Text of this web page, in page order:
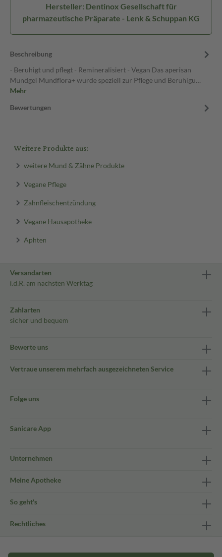
Hersteller: Dentinox Gesellschaft für
pharmazeutische Präparate - Lenk & Schuppan KG
Beschreibung
- Beruhigt und pflegt - Remineralisiert - Vegan Das aperisan
Mundgel Mundflora+ wurde speziell zur Pflege und Beruhigu…
Mehr
Bewertungen
Weitere Produkte aus:
weitere Mund & Zähne Produkte
Vegane Pflege
Zahnfleischentzündung
Vegane Hausapotheke
Aphten
Versandarten
i.d.R. am nächsten Werktag
Zahlarten
sicher und bequem
Bewerte uns
Vertraue unserem mehrfach ausgezeichneten Service
Folge uns
Sanicare App
Unternehmen
Meine Apotheke
So geht's
Rechtliches